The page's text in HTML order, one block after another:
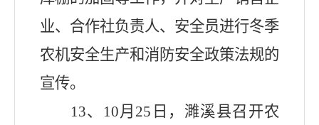
业、合作社负责人、安全员进行冬季
农机安全生产和消防安全政策法规的
宣传。
13、 10月 25 日，濉溪县召开农